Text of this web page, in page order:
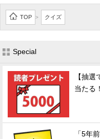
TOP > クイズ
Special
【抽
当たる
「5年